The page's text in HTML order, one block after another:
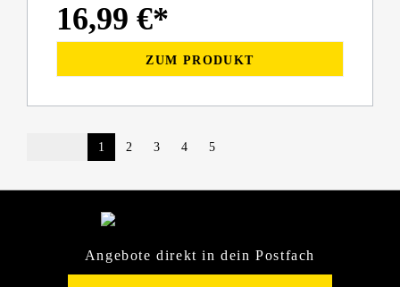
16,99 €*
ZUM PRODUKT
1 2 3 4 5
Angebote direkt in dein Postfach